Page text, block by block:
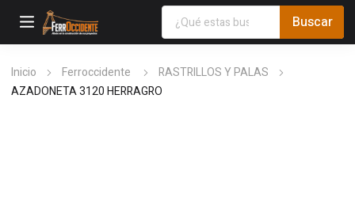
Inicio Ferroccidente
RASTRILLOS Y PALAS
AZADONETA 3120 HERRAGRO